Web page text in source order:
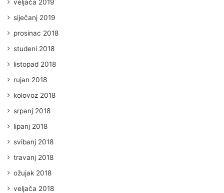
veljača 2019
siječanj 2019
prosinac 2018
studeni 2018
listopad 2018
rujan 2018
kolovoz 2018
srpanj 2018
lipanj 2018
svibanj 2018
travanj 2018
ožujak 2018
veljača 2018